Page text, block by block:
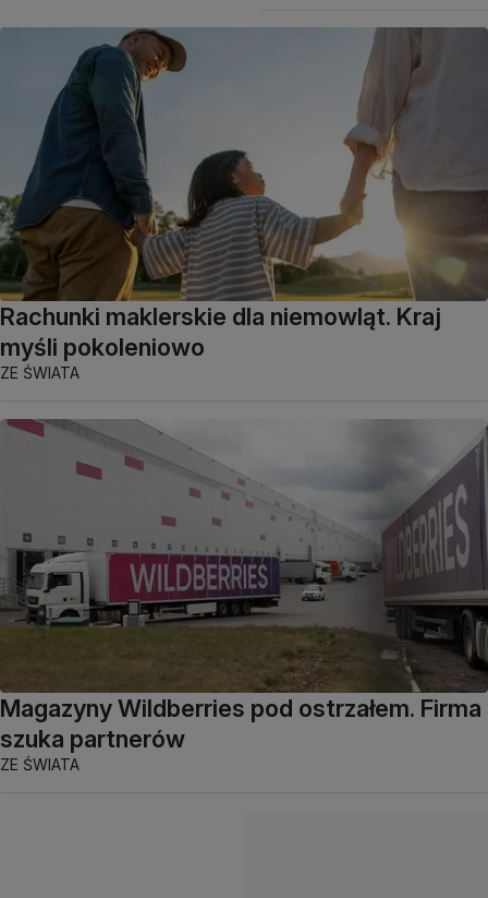
Rachunki maklerskie dla niemowląt. Kraj
myśli pokoleniowo
ZE ŚWIATA
Magazyny Wildberries pod ostrzałem. Firma
szuka partnerów
ZE ŚWIATA